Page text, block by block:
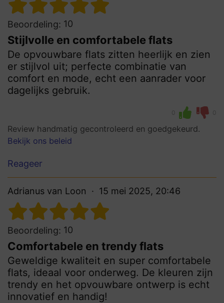
Beoordeling: 10
Stijlvolle en comfortabele flats
De opvouwbare flats zitten heerlijk en zien
er stijlvol uit; perfecte combinatie van
comfort en mode, echt een aanrader voor
dagelijks gebruik.
0 0
Review handmatig gecontroleerd en goedgekeurd.
Bekijk ons beleid
Reageer
Adrianus van Loon 15 mei 2025, 20:46
Beoordeling: 10
Comfortabele en trendy flats
Geweldige kwaliteit en super comfortabele
flats, ideaal voor onderweg. De kleuren zijn
trendy en het opvouwbare ontwerp is echt
innovatief en handig!